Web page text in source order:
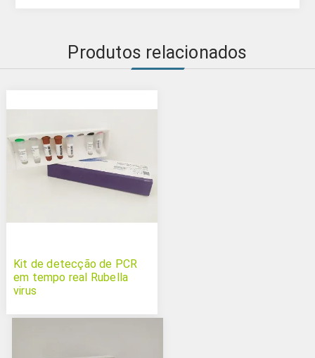
Produtos relacionados
Kit de detecção de PCR
em tempo real Rubella
virus